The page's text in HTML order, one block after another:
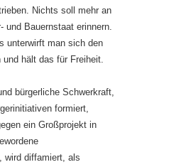
Nichts soll mehr an
und Bauernstaat erinnern.
unterwirft man sich den
und hält das für Freiheit.
bürgerliche Schwerkraft,
formiert,
ein Großprojekt in
wird diffamiert, als